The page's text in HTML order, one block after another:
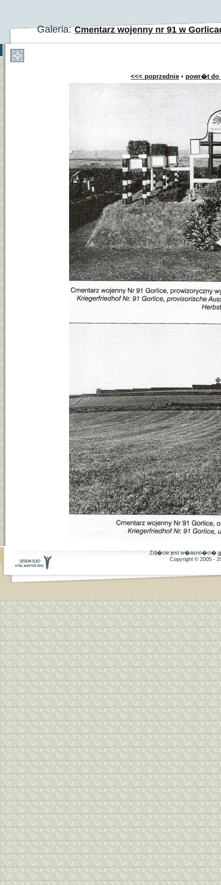
Galeria:Cmentarz wojenny nr 91 w
<<< poprzednie • powr�t do
Zdj�cie jest w�asno�ci�
Copyright © 2005 -